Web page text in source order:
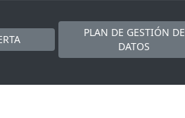
PLAN DE GESTIÓN DE
DATOS